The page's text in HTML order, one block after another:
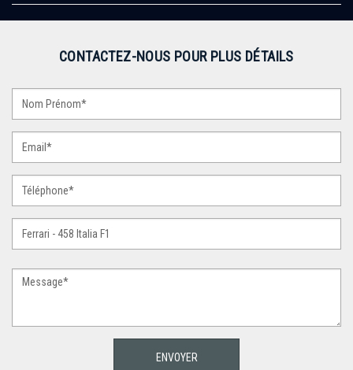
CONTACTEZ-NOUS POUR PLUS DÉTAILS